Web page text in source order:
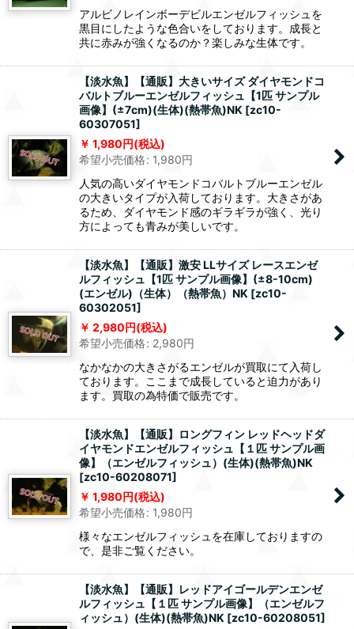
アルビノレインボーデビルエンゼルフィッシュを
黒目にしたような色合いをしております。成長と
共に赤みが強くなるのか？楽しみな生体です。
【淡水魚】【通販】大きいサイズ ダイヤモンドコ
バルトブルーエンゼルフィッシュ【1匹 サンプル
画像】(±7cm)(生体)(熱帯魚)NK [zc10-
60307051]
1,980円(税込)
希望小売価格: 1,980円
人気の高いダイヤモンドコバルトブルーエンゼル
の大きいタイプが入荷しております。大きさがあ
るため、ダイヤモンド感のギラギラが強く、光り
方によっても青みが美しいです。
【淡水魚】【通販】激安 LLサイズ レースエンゼ
ルフィッシュ【1匹 サンプル画像】(±8-10cm)
(エンゼル)（生体）（熱帯魚）NK [zc10-
60302051]
2,980円(税込)
希望小売価格: 2,980円
なかなかの大きさがるエンゼルが買取にて入荷し
ております。ここまで成長していると迫力があり
ます。買取の為特価で販売です。
【淡水魚】【通販】ロングフィン レッドヘッドダ
イヤモンドエンゼルフィッシュ【１匹 サンプル画
像】（エンゼルフィッシュ）(生体)(熱帯魚)NK
[zc10-60208071]
1,980円(税込)
希望小売価格: 1,980円
様々なエンゼルフィッシュを在庫しておりますの
で、是非ご覧ください。
【淡水魚】【通販】レッドアイゴールデンエンゼ
ルフィッシュ【１匹 サンプル画像】（エンゼルフ
ィッシュ）(生体)(熱帯魚)NK [zc10-60208051]